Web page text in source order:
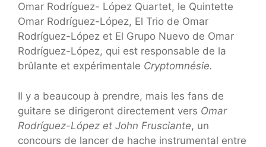
Omar Rodríguez- López Quartet, le Quintette
Omar Rodríguez-López, El Trio de Omar
Rodríguez-López et El Grupo Nuevo de Omar
Rodríguez-López, qui est responsable de la
brûlante et expérimentale Cryptomnésie.
Il y a beaucoup à prendre, mais les fans de
guitare se dirigeront directement vers Omar
Rodríguez-López et John Frusciante, un
concours de lancer de hache instrumental entre